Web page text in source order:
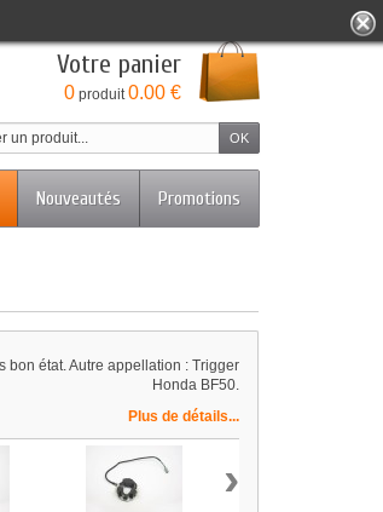
Votre panier
0 produit0.00 €
Promotions
Nouveautés
bon état. Autre appellation : Trigger
Honda BF50.
Plus de détails...
›